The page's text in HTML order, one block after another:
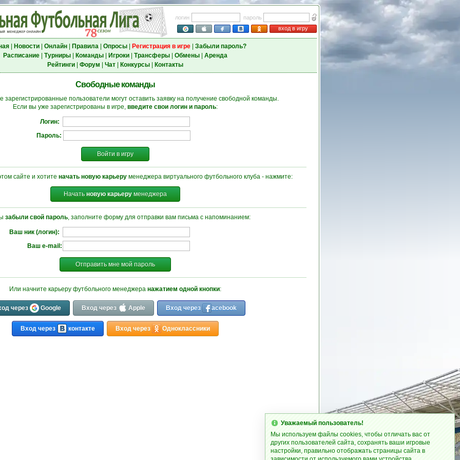
логин
пароль
вход в игру
| Новости| Онлайн| Правила| Опросы| Регистрация в игре| Забыли пароль?
Расписание| Турниры| Команды| Игроки| Трансферы| Обмены| Аренда
Рейтинги| Форум Чат| Конкурсы| Контакты
Свободные команды
зарегистрированные пользователи могут оставить заявку на получение свободной команды.
Если вы уже зарегистрированы в игре, введите свои логин и пароль:
Логин:
Пароль:
Войти в игру
сайте и хотите начать новую карьеру менеджера виртуального футбольного клуба - нажмите:
Начать новую карьеруменеджера
забыли свой пароль, заполните форму для отправки вам письма с напоминанием:
Ваш ник (логин):
Ваш e-mail:
Отправить мне мой пароль
Или начните карьеру футбольного менеджера нажатием одной кнопки:
через Google Вход через Apple Вход через acebook
Вход через контакте Вход через Одноклассники
Уважаемый пользователь!
Мы используем файлы cookies, чтобы отличать вас от
других пользователей сайта, сохранять ваши игровые
настройки, правильно отображать страницы сайта в